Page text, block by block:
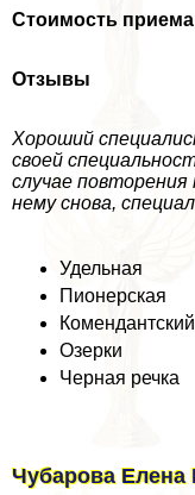
Стоимость
Отзывы
Хороший
своей
случае
нему снова,
Удельная
Пионерская
Озерки
Черная речка
Чубарова Елена